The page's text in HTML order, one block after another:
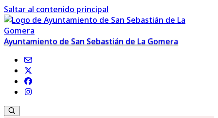
Saltar al contenido principal
Ayuntamiento de San Sebastián de La Gomera